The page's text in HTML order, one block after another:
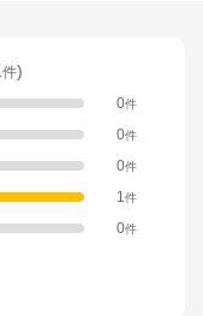
件)
0件
0件
0件
1件
0件